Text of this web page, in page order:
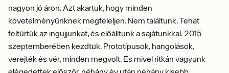
nagyon jó áron. Azt akartuk, hogy minden
követelményünknek megfeleljen. Nem találtunk. Tehát
feltűrtük az ingujjunkat, és előálltunk a sajátunkkal. 2015
szeptemberében kezdtük. Prototípusok, hangolások,
verejték és vér, minden megvolt. És mivel ritkán vagyunk